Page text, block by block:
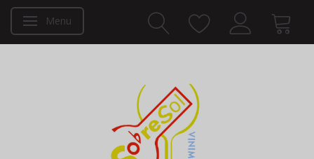
Toggle navigation
Menu